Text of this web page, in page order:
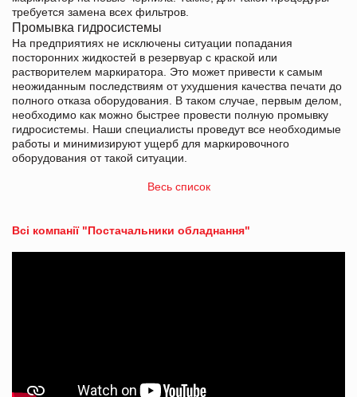
требуется замена всех фильтров.
Промывка гидросистемы
На предприятиях не исключены ситуации попадания
посторонних жидкостей в резервуар с краской или
растворителем маркиратора. Это может привести к самым
неожиданным последствиям от ухудшения качества печати до
полного отказа оборудования. В таком случае, первым делом,
необходимо как можно быстрее провести полную промывку
гидросистемы. Наши специалисты проведут все необходимые
работы и минимизируют ущерб для маркировочного
оборудования от такой ситуации.
Весь список
Всі компанії "Постачальники обладнання"